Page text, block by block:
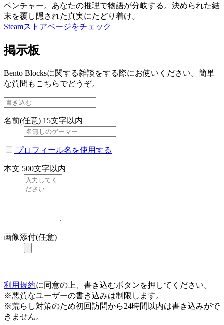
ベンチャー。あなたの推理で物語が分岐する。決められた結
末を覆し隠された真実にたどり着け。
Steamストアページをチェック
掲示板
Bento Blocksに関する雑談をする際にお使いください。簡単
な質問もこちらでどうぞ。
名前(任意) 15文字以内
プロフィール名を使用する
本文 500文字以内
画像添付(任意)
利用規約に同意の上、書き込むボタンを押してください。
※悪質なユーザーの書き込みは制限します。
※荒らし対策のため初回訪問から24時間以内は書き込みがで
きません。